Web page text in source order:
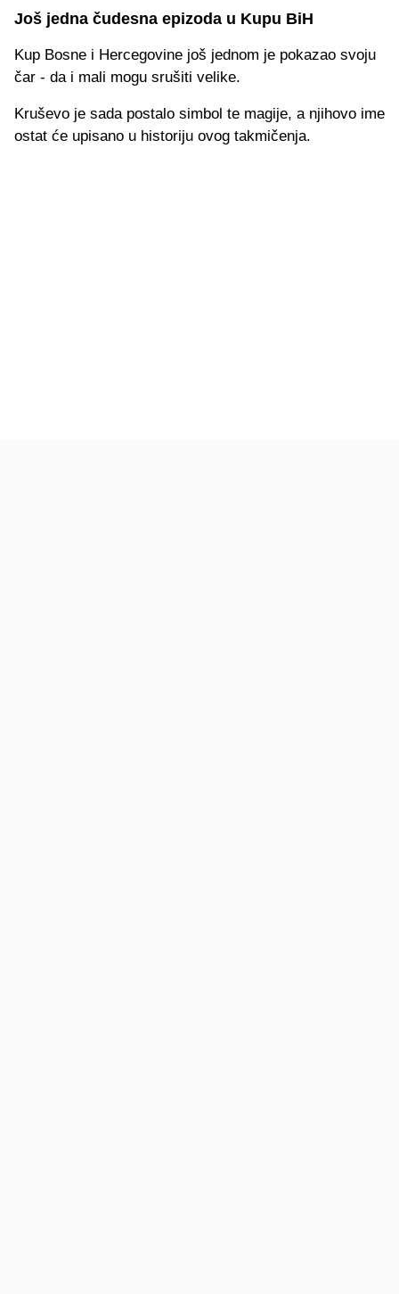
Još jedna čudesna epizoda u Kupu BiH
Kup Bosne i Hercegovine još jednom je pokazao svoju
čar - da i mali mogu srušiti velike.
Kruševo je sada postalo simbol te magije, a njihovo ime
ostat će upisano u historiju ovog takmičenja.